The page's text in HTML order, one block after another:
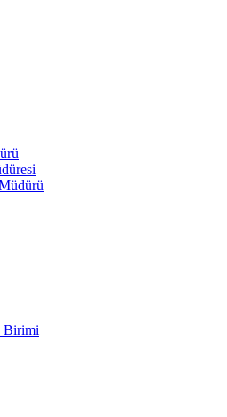
Birimi